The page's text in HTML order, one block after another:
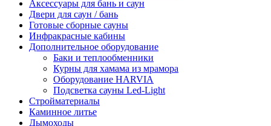
Аксессуары для бань и саун
Двери для саун / бань
Готовые сборные сауны
Инфракрасные кабины
Дополнительное оборудование
Баки и теплообменники
Курны для хамама из мрамора
Оборудование HARVIA
Подсветка сауны Led-Light
Стройматериалы
Каминное литье
Дымоходы